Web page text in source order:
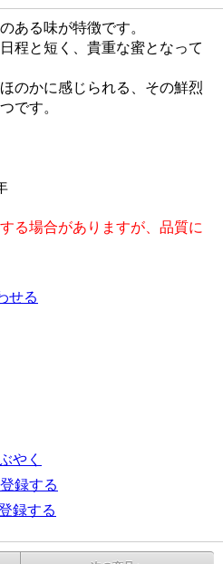
ある味が特徴です。
程と短く、貴重な蜜となって
のかに感じられる、その鮮烈
です。
る場合がありますが、品質に
せる
やく
録する
録する